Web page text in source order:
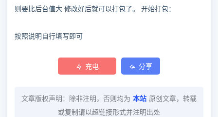
则要比后台值大 修改好后就可以打包了。 开始打包：
按照说明自行填写即可
充电 分享
文章版权声明：除非注明，否则均为 本站 原创文章，转载
或复制请以超链接形式并注明出处